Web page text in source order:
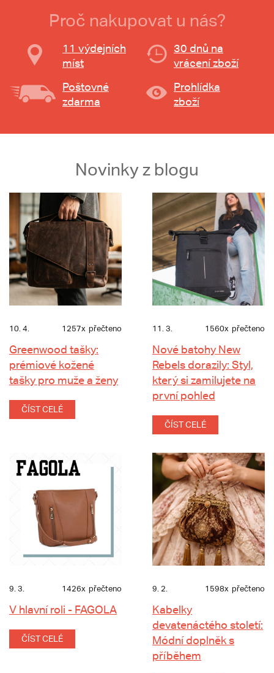
Proč nakupovat u nás?
11 výdejních
míst
30 dnů na
vrácení zboží
Poštovné
zdarma
Prohlídka
zboží
Novinky z blogu
10. 4. 1257x přečteno
Greenwood tašky:
prémiové kožené
tašky pro muže a ženy
ČÍST CELÉ
11. 3. 1560x přečteno
Nové batohy New
Rebels dorazily: Styl,
který si zamilujete na
první pohled
ČÍST CELÉ
9. 3. 1426x přečteno
V hlavní roli - FAGOLA
ČÍST CELÉ
9. 2. 1598x přečteno
Kabelky
devatenáctého století:
Módní doplněk s
příběhem